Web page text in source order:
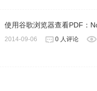
该插件的设置窗口中启
使用谷歌浏览器查看PDF：
2014-09-06 0 人评论